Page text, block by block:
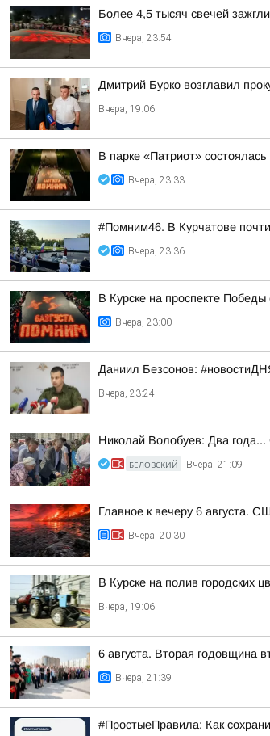
Более 4,5 тысяч свечей
Вчера, 23:54
Дмитрий Бурко возглавил
Вчера, 19:06
В парке «Патриот»
Вчера, 23:33
#Помним46. В Курчатове
Вчера, 23:36
В Курске на проспекте
Вчера, 23:00
Даниил Безсонов:
Вчера, 23:24
Николай Волобуев: Два
БЕЛОВСКИЙ Вчера, 21:09
Главное к вечеру 6 августа.
Вчера, 20:30
В Курске на полив городских
Вчера, 19:06
6 августа. Вторая годовщина
Вчера, 21:39
#ПростыеПравила: Как